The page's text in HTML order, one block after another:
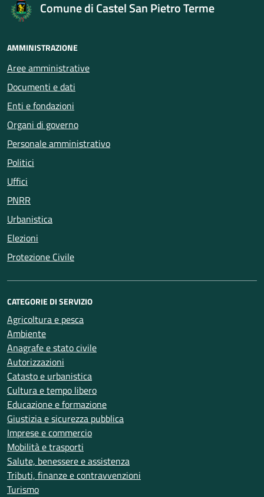
Comune di Castel San Pietro Terme
AMMINISTRAZIONE
Aree amministrative
Documenti e dati
Enti e fondazioni
Organi di governo
Personale amministrativo
Politici
Uffici
PNRR
Urbanistica
Elezioni
Protezione Civile
CATEGORIE DI SERVIZIO
Agricoltura e pesca
Ambiente
Anagrafe e stato civile
Autorizzazioni
Catasto e urbanistica
Cultura e tempo libero
Educazione e formazione
Giustizia e sicurezza pubblica
Imprese e commercio
Mobilità e trasporti
Salute, benessere e assistenza
Tributi, finanze e contravvenzioni
Turismo